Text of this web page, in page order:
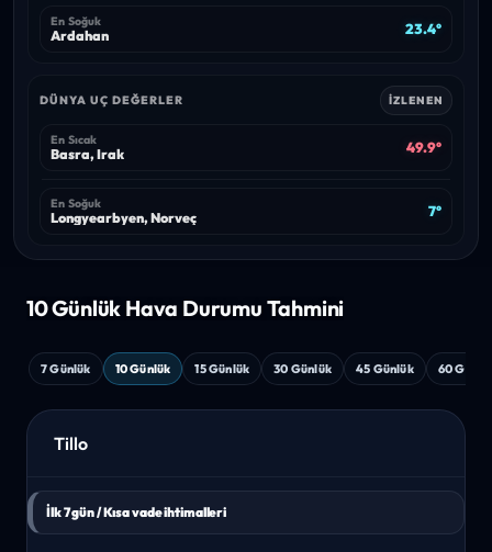
En Soğuk
Ardahan 23.4°
DÜNYA UÇ DEĞERLER İZLENEN
En Sıcak
Basra, Irak 49.9°
En Soğuk
Longyearbyen, Norveç 7°
10 Günlük Hava Durumu Tahmini
7 Günlük 10 Günlük 15 Günlük 30 Günlük 45 Günlük 60
Tillo
İlk 7 gün / Kısa vade ihtimalleri